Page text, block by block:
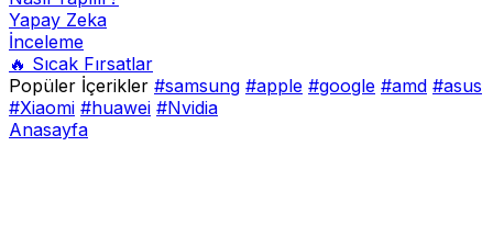
Yapay Zeka
İnceleme
🔥 Sıcak Fırsatlar
Popüler İçerikler #samsung #apple #google #amd #asus
#Xiaomi #huawei #Nvidia
Anasayfa